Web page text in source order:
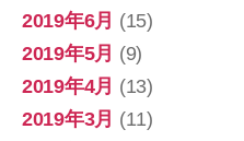
2019年6月 (15)
2019年5月 (9)
2019年4月 (13)
2019年3月 (11)